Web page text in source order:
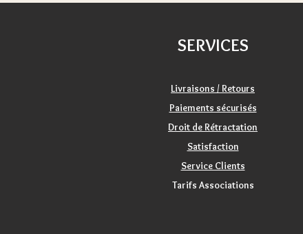
SERVICES
Livraisons / Retours
Paiements sécurisés
Droit de Rétractation
Satisfaction
Service Clients
Tarifs Associations